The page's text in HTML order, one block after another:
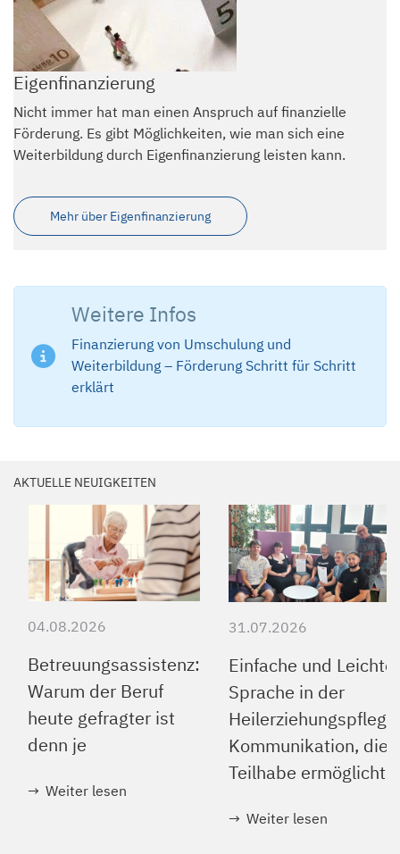
Eigenfinanzierung
Nicht immer hat man einen Anspruch auf finanzielle
Förderung. Es gibt Möglichkeiten, wie man sich eine
Weiterbildung durch Eigenfinanzierung leisten kann.
Mehr über Eigenfinanzierung
Weitere Infos
Finanzierung von Umschulung und
Weiterbildung – Förderung Schritt für Schritt
erklärt
AKTUELLE NEUIGKEITEN
04.08.2026
Betreuungsassistenz:
Warum der Beruf
heute gefragter ist
denn je
Weiter lesen
31.07.2026
Einfache und Leichte
Sprache in der
Kommunikation, die
Teilhabe ermöglicht
Weiter lesen